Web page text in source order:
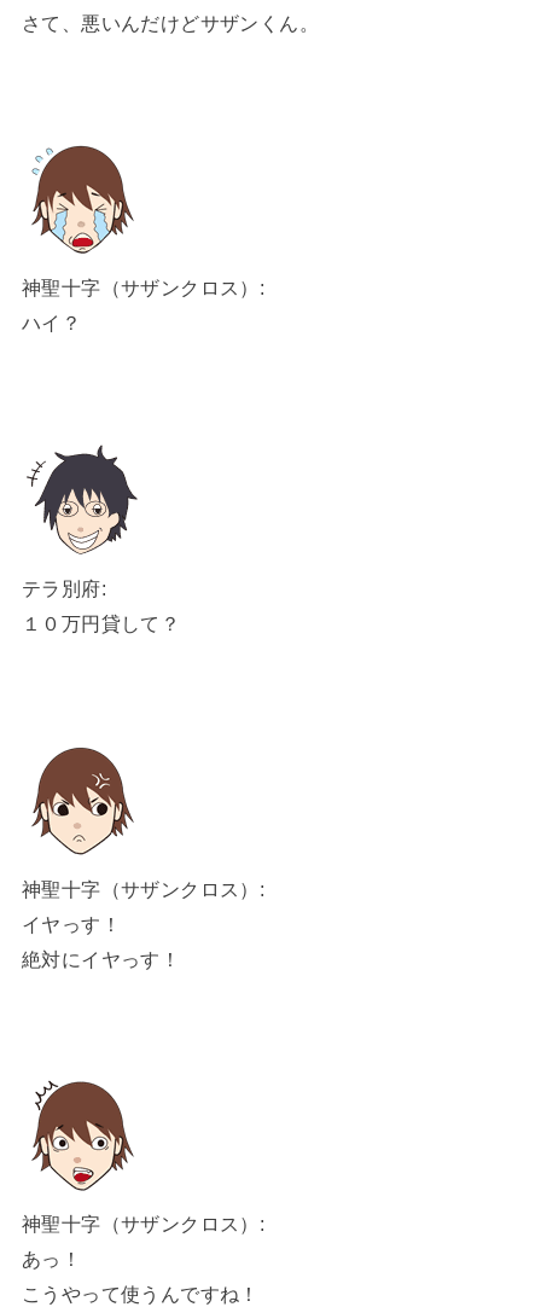
さて、悪いんだけどサザンくん。
神聖十字（サザンクロス）:
ハイ？
テラ別府:
１０万円貸して？
神聖十字（サザンクロス）:
イヤっす！
絶対にイヤっす！
神聖十字（サザンクロス）:
あっ！
こうやって使うんですね！